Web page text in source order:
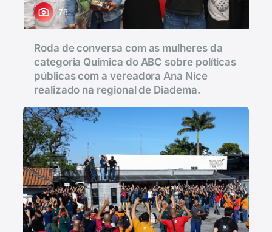
78
Roda de conversa com as mulheres da
categoria Química do ABC sobre políticas
públicas com a vereadora Ana Nice
realizado na regional de Diadema.